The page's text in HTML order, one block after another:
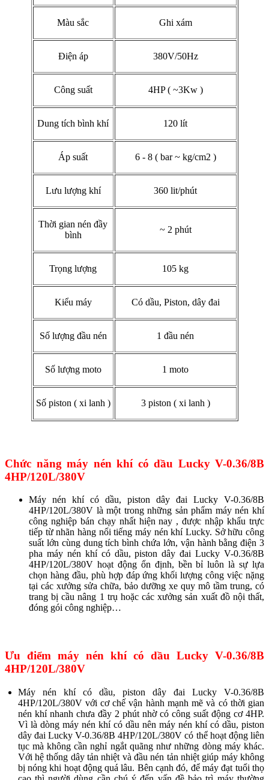
Màu sắc Ghi xám
Điện áp 380V/50Hz
Công suất 4HP ( ~3Kw )
Dung tích bình khí 120 lít
Áp suất 6 - 8 ( bar ~ kg/cm2 )
Lưu lượng khí 360 lit/phút
Thời gian nén đầy
bình
~ 2 phút
Trọng lượng 105 kg
Kiểu máy Có dầu, Piston, dây đai
Số lượng đầu nén 1 đầu nén
Số lượng moto 1 moto
Số piston ( xi lanh ) 3 piston ( xi lanh )
Chức năng máy nén khí có dầu Lucky V-0.36/8B
4HP/120L/380V
Máy nén khí có dầu, piston dây đai Lucky V-0.36/8B
4HP/120L/380V là một trong những sản phẩm máy nén khí
công nghiệp bán chạy nhất hiện nay , được nhập khẩu trực
tiếp từ nhãn hàng nổi tiếng máy nén khí Lucky. Sở hữu công
suất lớn cùng dung tích bình chứa lớn, vận hành bằng điện 3
pha máy nén khí có dầu, piston dây đai Lucky V-0.36/8B
4HP/120L/380V hoạt động ổn định, bền bỉ luôn là sự lựa
chọn hàng đầu, phù hợp đáp ứng khối lượng công việc nặng
tại các xưởng sửa chữa, bảo dưỡng xe quy mô tầm trung, có
trang bị cầu nâng 1 trụ hoặc các xưởng sản xuất đồ nội thất,
đóng gói công nghiệp…
Ưu điểm máy nén khí có dầu Lucky V-0.36/8B
4HP/120L/380V
Máy nén khí có dầu, piston dây đai Lucky V-0.36/8B
4HP/120L/380V với cơ chế vận hành mạnh mẽ và có thời gian
nén khí nhanh chưa đầy 2 phút nhờ có công suất động cơ 4HP.
Vì là dòng máy nén khí có dầu nên máy nén khí có dầu, piston
dây đai Lucky V-0.36/8B 4HP/120L/380V có thể hoạt động liên
tục mà không cần nghỉ ngắt quãng như những dòng máy khác.
Với hệ thống dây tản nhiệt và đầu nén tản nhiệt giúp máy không
bị nóng khi hoạt động quá lâu. Bên cạnh đó, để máy đạt tuổi thọ